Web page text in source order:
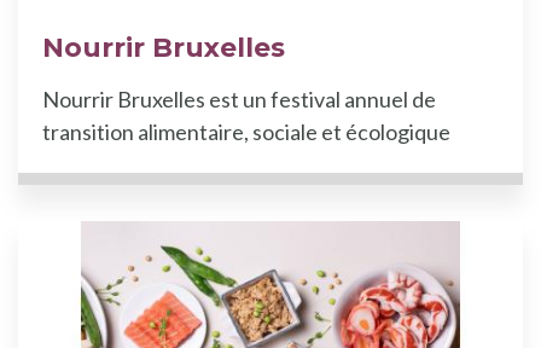
Nourrir Bruxelles
Nourrir Bruxelles est un festival annuel de
transition alimentaire, sociale et écologique